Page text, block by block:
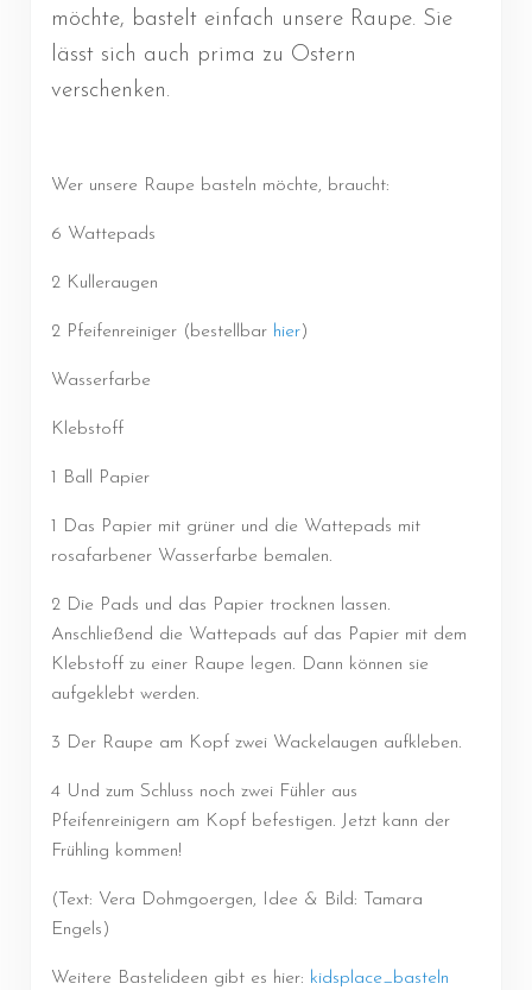
möchte, bastelt einfach unsere Raupe. Sie
lässt sich auch prima zu Ostern
verschenken.
Wer unsere Raupe basteln möchte, braucht:
6 Wattepads
2 Kulleraugen
2 Pfeifenreiniger (bestellbar hier)
Wasserfarbe
Klebstoff
1 Ball Papier
1 Das Papier mit grüner und die Wattepads mit
rosafarbener Wasserfarbe bemalen.
2 Die Pads und das Papier trocknen lassen.
Anschließend die Wattepads auf das Papier mit dem
Klebstoff zu einer Raupe legen. Dann können sie
aufgeklebt werden.
3 Der Raupe am Kopf zwei Wackelaugen aufkleben.
4 Und zum Schluss noch zwei Fühler aus
Pfeifenreinigern am Kopf befestigen. Jetzt kann der
Frühling kommen!
(Text: Vera Dohmgoergen, Idee & Bild: Tamara
Engels)
Weitere Bastelideen gibt es hier: kidsplace_basteln